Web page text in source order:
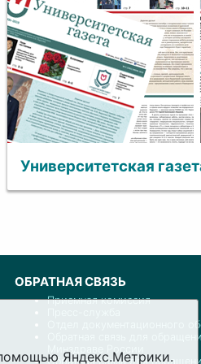
Университетская
ОБРАТНАЯ СВЯЗЬ
Приемная комиссия
Отдел документационного
Обратная связь для
Минздраве России
Обратная связь для
Яндекс.Метрики.